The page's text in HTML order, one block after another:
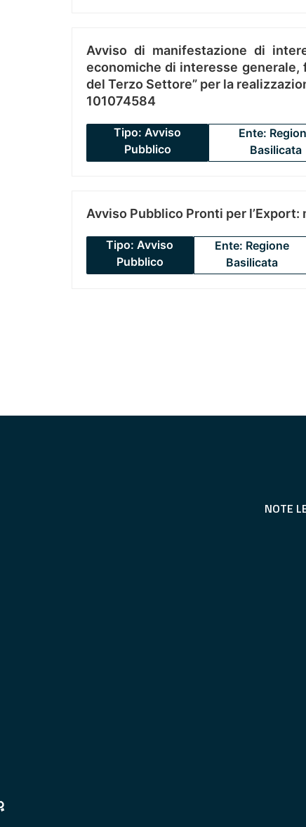
Avviso di manifestazione di
economiche di interesse generale,
del Terzo Settore” per la
101074584
Tipo: Avviso
Pubblico
Ente:
Basilicata
Avviso Pubblico Pronti per
Tipo: Avviso
Pubblico
Ente: Regione
Basilicata
NOTE